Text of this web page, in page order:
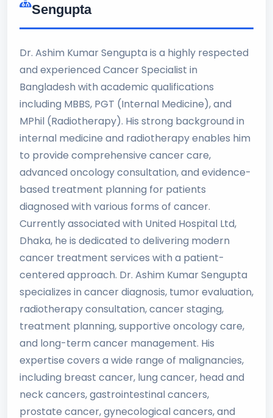
Sengupta
Dr. Ashim Kumar Sengupta is a highly respected
and experienced Cancer Specialist in
Bangladesh with academic qualifications
including MBBS, PGT (Internal Medicine), and
MPhil (Radiotherapy). His strong background in
internal medicine and radiotherapy enables him
to provide comprehensive cancer care,
advanced oncology consultation, and evidence-
based treatment planning for patients
diagnosed with various forms of cancer.
Currently associated with United Hospital Ltd,
Dhaka, he is dedicated to delivering modern
cancer treatment services with a patient-
centered approach. Dr. Ashim Kumar Sengupta
specializes in cancer diagnosis, tumor evaluation,
radiotherapy consultation, cancer staging,
treatment planning, supportive oncology care,
and long-term cancer management. His
expertise covers a wide range of malignancies,
including breast cancer, lung cancer, head and
neck cancers, gastrointestinal cancers,
prostate cancer, gynecological cancers, and